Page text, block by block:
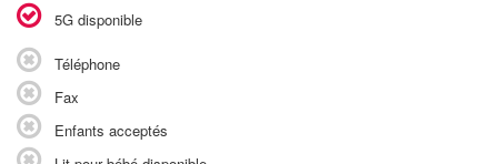
5G disponible
Téléphone
Fax
Enfants acceptés